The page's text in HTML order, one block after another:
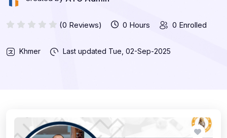
(0 Reviews) 0 Hours 0 Enrolled
Khmer Last updated Tue, 02-Sep-2025